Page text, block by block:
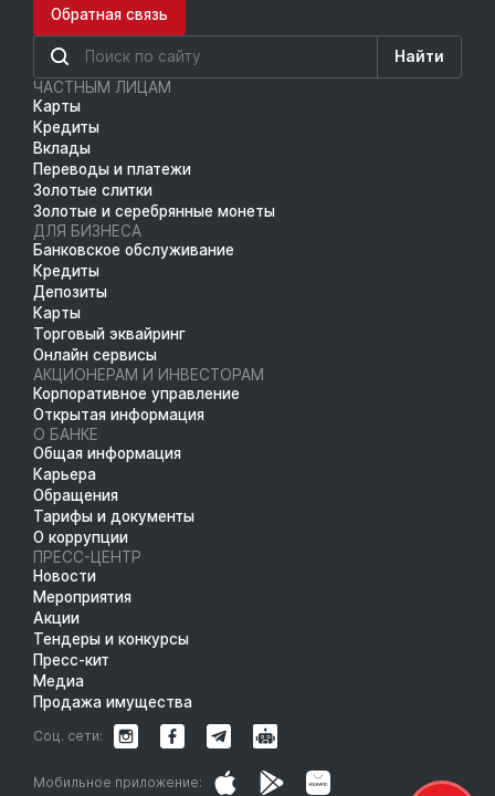
Обратная связь
Найти
ЧАСТНЫМ ЛИЦАМ
Карты
Кредиты
Вклады
Переводы и платежи
Золотые слитки
Золотые и серебрянные монеты
ДЛЯ БИЗНЕСА
Банковское обслуживание
Кредиты
Депозиты
Карты
Торговый эквайринг
Онлайн сервисы
АКЦИОНЕРАМ И ИНВЕСТОРАМ
Корпоративное управление
Открытая информация
О БАНКЕ
Общая информация
Карьера
Обращения
Тарифы и документы
О коррупции
ПРЕСС-ЦЕНТР
Новости
Мероприятия
Акции
Тендеры и конкурсы
Пресс-кит
Медиа
Продажа имущества
Мобильное приложение:
Соц. сети: